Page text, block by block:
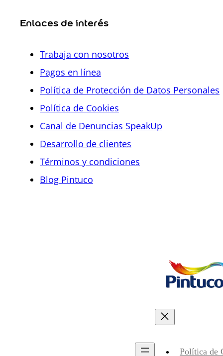
Enlaces de interés
Trabaja con nosotros
Pagos en línea
Política de Protección de Datos Personales
Política de Cookies
Canal de Denuncias SpeakUp
Desarrollo de clientes
Términos y condiciones
Blog Pintuco
Política de